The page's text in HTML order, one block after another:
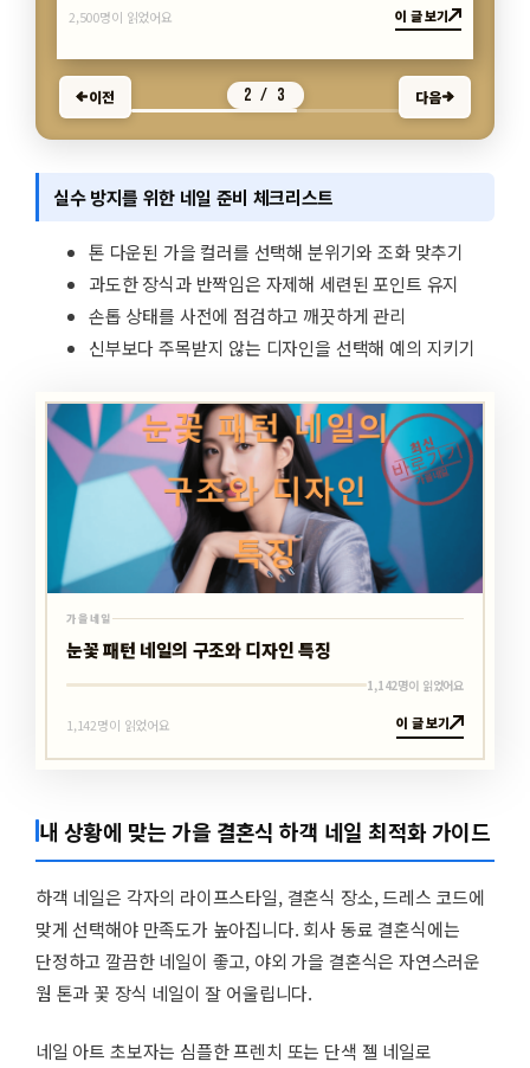
2,500명이 읽었어요 이 글 보기
이전 2 / 3 다음
실수 방지를 위한 네일 준비 체크리스트
톤 다운된 가을 컬러를 선택해 분위기와 조화 맞추기
과도한 장식과 반짝임은 자제해 세련된 포인트 유지
손톱 상태를 사전에 점검하고 깨끗하게 관리
신부보다 주목받지 않는 디자인을 선택해 예의 지키기
최신
바로가기
가을네일
가을네일
눈꽃 패턴 네일의 구조와 디자인 특징
1,142명이 읽었어요
1,142명이 읽었어요 이 글 보기
내 상황에 맞는 가을 결혼식 하객 네일 최적화 가이드
하객 네일은 각자의 라이프스타일, 결혼식 장소, 드레스 코드에
맞게 선택해야 만족도가 높아집니다. 회사 동료 결혼식에는
단정하고 깔끔한 네일이 좋고, 야외 가을 결혼식은 자연스러운
웜 톤과 꽃 장식 네일이 잘 어울립니다.
네일 아트 초보자는 심플한 프렌치 또는 단색 젤 네일로